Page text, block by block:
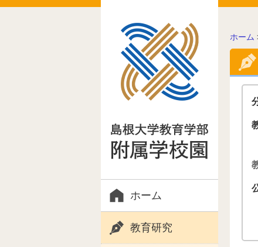
ホーム
教育研究
こ
の
ー
ホーム